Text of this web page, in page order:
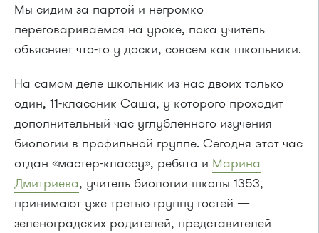
Мы сидим за партой и негромко
переговариваемся на уроке, пока учитель
объясняет что-то у доски, совсем как школьники.
На самом деле школьник из нас двоих только
один, 11-классник Саша, у которого проходит
дополнительный час углубленного изучения
биологии в профильной группе. Сегодня этот час
отдан «мастер-классу», ребята и Марина
Дмитриева, учитель биологии школы 1353,
принимают уже третью группу гостей —
зеленоградских родителей, представителей